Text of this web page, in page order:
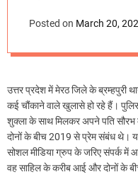
Posted on March 20,
उत्तर प्रदेश में मेरठ जिले के ब्रम्हपुरी
कई चौंकाने वाले खुलासे हो रहे हैं।
शुक्ला के साथ मिलकर अपने पति सौरभ
दोनों के बीच 2019 से प्रेम संबंध थे।
सोशल मीडिया ग्रुप के जरिए संपर्क
वह साहिल के करीब आई और दोनों के